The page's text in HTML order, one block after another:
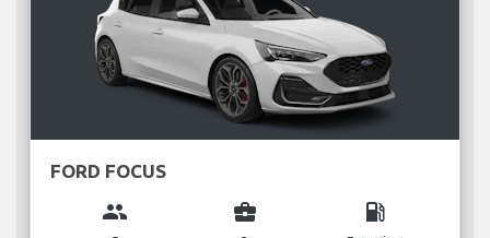
FORD FOCUS
group business_center local_gas_station